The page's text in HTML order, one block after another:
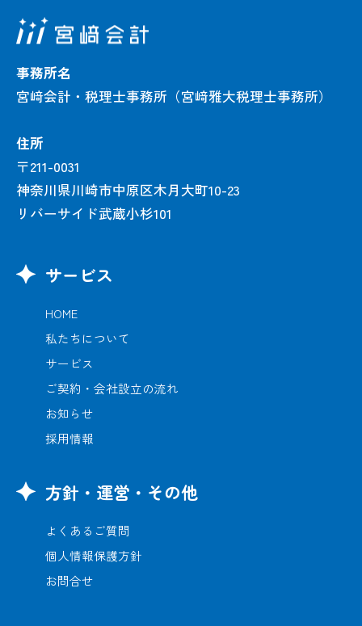
事務所名
宮﨑会計・税理士事務所（宮﨑雅大税理士事務所）
住所
〒211-0031
神奈川県川崎市中原区木月大町10-23
リバーサイド武蔵小杉101
サービス
HOME
私たちについて
サービス
ご契約・会社設立の流れ
お知らせ
採用情報
方針・運営・その他
よくあるご質問
個人情報保護方針
お問合せ